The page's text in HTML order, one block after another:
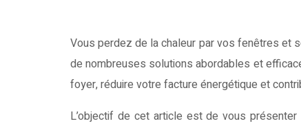
Vous perdez de la chaleur par vos fenêtres et souhaitez y remédier sans les remplacer intégralement ? Sachez qu’il existe
de nombreuses solutions abordables et
foyer, réduire votre facture énergétique et
L’objectif de cet article est de vous